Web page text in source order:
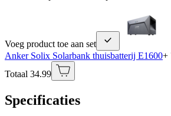
Voeg product toe aan set
Anker Solix Solarbank thuisbatterij E1600+
Totaal 34.99
Specificaties